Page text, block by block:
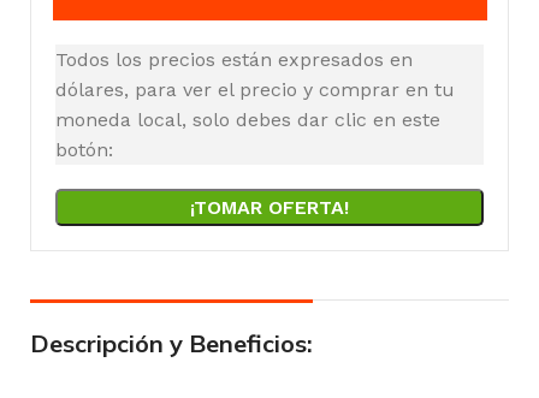
Todos los precios están expresados en
dólares, para ver el precio y comprar en tu
moneda local, solo debes dar clic en este
botón:
¡TOMAR OFERTA!
Descripción y Beneficios: